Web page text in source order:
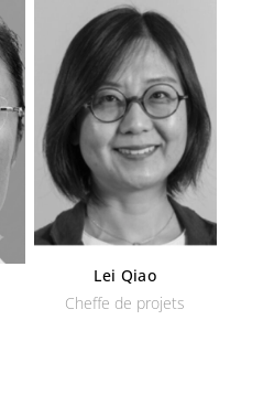
Lei Qiao
Cheffe de projets